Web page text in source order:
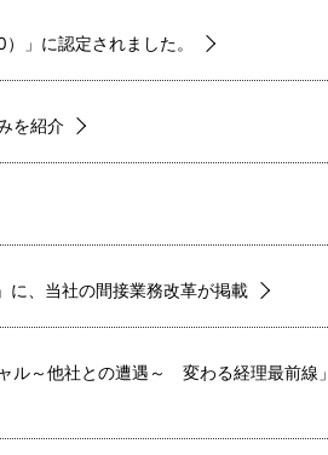
」に認定されました。
を紹介
に、当社の間接業務改革が掲載
ル～他社との遭遇～ 変わる経理最前線